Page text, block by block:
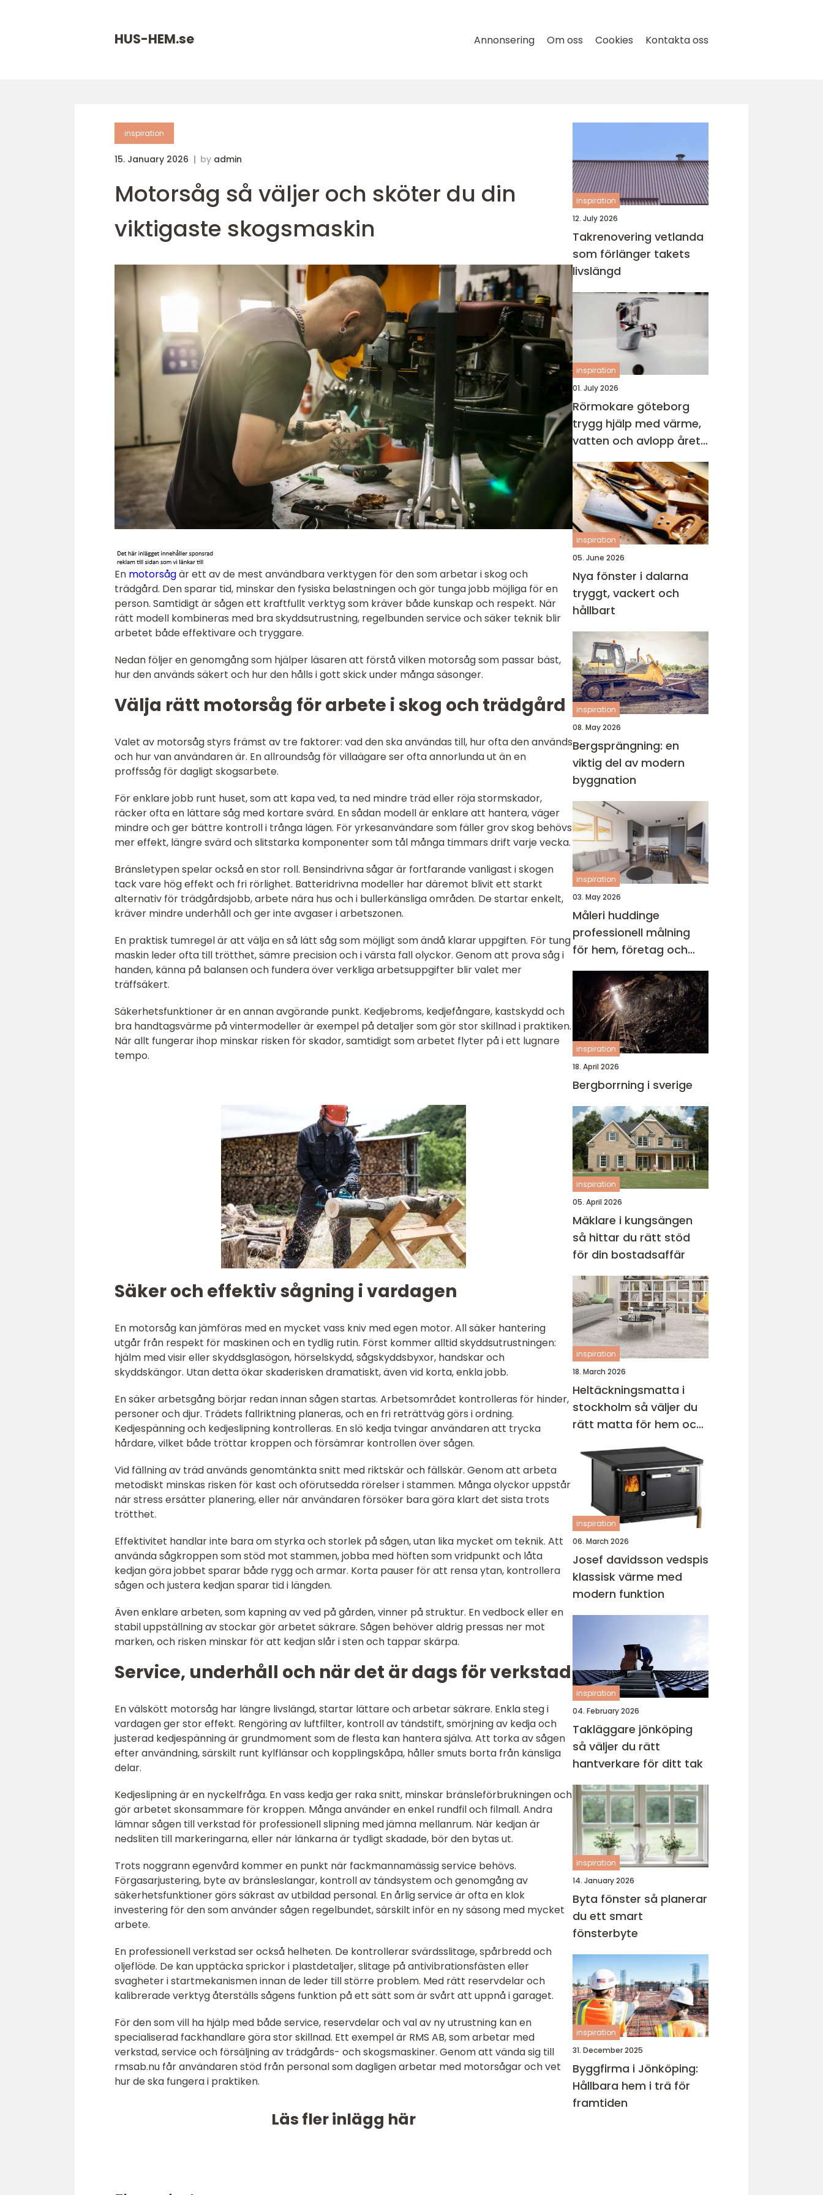
HUS-HEM.se Annonsering Om oss Cookies Kontakta oss
inspiration
15. January 2026 by admin
Motorsåg så väljer och sköter du din
viktigaste skogsmaskin
En motorsågär ett av de mest användbara verktygen för den som arbetar i skog och
trädgård. Den sparar tid, minskar den fysiska belastningen och gör tunga jobb möjliga för en
person. Samtidigt är sågen ett kraftfullt verktyg som kräver både kunskap och respekt. När
rätt modell kombineras med bra skyddsutrustning, regelbunden service och säker teknik blir
arbetet både effektivare och tryggare.
Nedan följer en genomgång som hjälper läsaren att förstå vilken motorsåg som passar bäst,
hur den används säkert och hur den hålls i gott skick under många säsonger.
Välja rätt motorsåg för arbete i skog och trädgård
Valet av motorsåg styrs främst av tre faktorer: vad den ska användas till, hur ofta den används
och hur van användaren är. En allroundsåg för villaägare ser ofta annorlunda ut än en
proffssåg för dagligt skogsarbete.
För enklare jobb runt huset, som att kapa ved, ta ned mindre träd eller röja stormskador,
räcker ofta en lättare såg med kortare svärd. En sådan modell är enklare att hantera, väger
mindre och ger bättre kontroll i trånga lägen. För yrkesanvändare som fäller grov skog behövs
mer effekt, längre svärd och slitstarka komponenter som tål många timmars drift varje vecka.
Bränsletypen spelar också en stor roll. Bensindrivna sågar är fortfarande vanligast i skogen
tack vare hög effekt och fri rörlighet. Batteridrivna modeller har däremot blivit ett starkt
alternativ för trädgårdsjobb, arbete nära hus och i bullerkänsliga områden. De startar enkelt,
kräver mindre underhåll och ger inte avgaser i arbetszonen.
En praktisk tumregel är att välja en så lätt såg som möjligt som ändå klarar uppgiften. För tung
maskin leder ofta till trötthet, sämre precision och i värsta fall olyckor. Genom att prova såg i
handen, känna på balansen och fundera över verkliga arbetsuppgifter blir valet mer
träffsäkert.
Säkerhetsfunktioner är en annan avgörande punkt. Kedjebroms, kedjefångare, kastskydd och
bra handtagsvärme på vintermodeller är exempel på detaljer som gör stor skillnad i praktiken.
När allt fungerar ihop minskar risken för skador, samtidigt som arbetet flyter på i ett lugnare
tempo.
Säker och effektiv sågning i vardagen
En motorsåg kan jämföras med en mycket vass kniv med egen motor. All säker hantering
utgår från respekt för maskinen och en tydlig rutin. Först kommer alltid skyddsutrustningen:
hjälm med visir eller skyddsglasögon, hörselskydd, sågskyddsbyxor, handskar och
skyddskängor. Utan detta ökar skaderisken dramatiskt, även vid korta, enkla jobb.
En säker arbetsgång börjar redan innan sågen startas. Arbetsområdet kontrolleras för hinder,
personer och djur. Trädets fallriktning planeras, och en fri reträttväg görs i ordning.
Kedjespänning och kedjeslipning kontrolleras. En slö kedja tvingar användaren att trycka
hårdare, vilket både tröttar kroppen och försämrar kontrollen över sågen.
Vid fällning av träd används genomtänkta snitt med riktskär och fällskär. Genom att arbeta
metodiskt minskas risken för kast och oförutsedda rörelser i stammen. Många olyckor uppstår
när stress ersätter planering, eller när användaren försöker bara göra klart det sista trots
trötthet.
Effektivitet handlar inte bara om styrka och storlek på sågen, utan lika mycket om teknik. Att
använda sågkroppen som stöd mot stammen, jobba med höften som vridpunkt och låta
kedjan göra jobbet sparar både rygg och armar. Korta pauser för att rensa ytan, kontrollera
sågen och justera kedjan sparar tid i längden.
Även enklare arbeten, som kapning av ved på gården, vinner på struktur. En vedbock eller en
stabil uppställning av stockar gör arbetet säkrare. Sågen behöver aldrig pressas ner mot
marken, och risken minskar för att kedjan slår i sten och tappar skärpa.
Service, underhåll och när det är dags för verkstad
En välskött motorsåg har längre livslängd, startar lättare och arbetar säkrare. Enkla steg i
vardagen ger stor effekt. Rengöring av luftfilter, kontroll av tändstift, smörjning av kedja och
justerad kedjespänning är grundmoment som de flesta kan hantera själva. Att torka av sågen
efter användning, särskilt runt kylflänsar och kopplingskåpa, håller smuts borta från känsliga
delar.
Kedjeslipning är en nyckelfråga. En vass kedja ger raka snitt, minskar bränsleförbrukningen och
gör arbetet skonsammare för kroppen. Många använder en enkel rundfil och filmall. Andra
lämnar sågen till verkstad för professionell slipning med jämna mellanrum. När kedjan är
nedsliten till markeringarna, eller när länkarna är tydligt skadade, bör den bytas ut.
Trots noggrann egenvård kommer en punkt när fackmannamässig service behövs.
Förgasarjustering, byte av bränsleslangar, kontroll av tändsystem och genomgång av
säkerhetsfunktioner görs säkrast av utbildad personal. En årlig service är ofta en klok
investering för den som använder sågen regelbundet, särskilt inför en ny säsong med mycket
arbete.
En professionell verkstad ser också helheten. De kontrollerar svärdsslitage, spårbredd och
oljeflöde. De kan upptäcka sprickor i plastdetaljer, slitage på antivibrationsfästen eller
svagheter i startmekanismen innan de leder till större problem. Med rätt reservdelar och
kalibrerade verktyg återställs sågens funktion på ett sätt som är svårt att uppnå i garaget.
För den som vill ha hjälp med både service, reservdelar och val av ny utrustning kan en
specialiserad fackhandlare göra stor skillnad. Ett exempel är RMS AB, som arbetar med
verkstad, service och försäljning av trädgårds- och skogsmaskiner. Genom att vända sig till
rmsab.nu får användaren stöd från personal som dagligen arbetar med motorsågar och vet
hur de ska fungera i praktiken.
Läs fler inlägg här
inspiration
12. July 2026
Takrenovering vetlanda
som förlänger takets
livslängd
inspiration
01. July 2026
Rörmokare göteborg
trygg hjälp med värme,
vatten och avlopp året
runt
inspiration
05. June 2026
Nya fönster i dalarna
tryggt, vackert och
hållbart
inspiration
08. May 2026
Bergsprängning: en
viktig del av modern
byggnation
inspiration
03. May 2026
Måleri huddinge
professionell målning
för hem, företag och
föreningar
inspiration
18. April 2026
Bergborrning i sverige
inspiration
05. April 2026
Mäklare i kungsängen
så hittar du rätt stöd
för din bostadsaffär
inspiration
18. March 2026
Heltäckningsmatta i
stockholm så väljer du
rätt matta för hem och
inspiration
06. March 2026
Josef davidsson vedspis
klassisk värme med
modern funktion
inspiration
04. February 2026
Takläggare jönköping
så väljer du rätt
hantverkare för ditt tak
inspiration
14. January 2026
Byta fönster så planerar
du ett smart
fönsterbyte
inspiration
31. December 2025
Byggfirma i Jönköping:
Hållbara hem i trä för
framtiden